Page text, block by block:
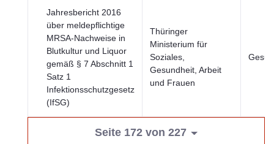
Jahresbericht 2016
über meldepflichtige
MRSA-Nachweise in
Blutkultur und Liquor
gemäß § 7 Abschnitt 1
Satz 1
Infektionsschutzgesetz
(IfSG)
Thüringer
Ministerium für
Soziales,
Gesundheit, Arbeit
und Frauen
Seite 172 von 227